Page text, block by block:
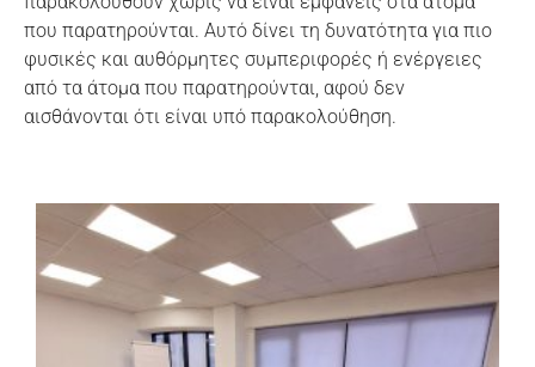
που παρατηρούνται. Αυτό δίνει τη δυνατότητα για πιο
φυσικές και αυθόρμητες συμπεριφορές ή ενέργειες
από τα άτομα που παρατηρούνται, αφού δεν
αισθάνονται ότι είναι υπό παρακολούθηση.